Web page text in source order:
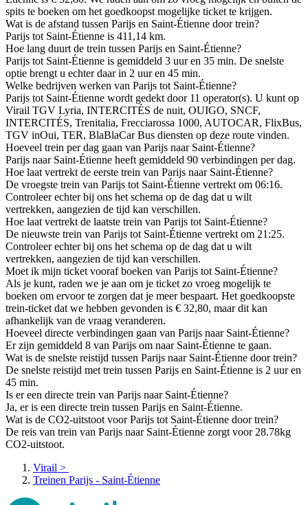
spits te boeken om het goedkoopst mogelijke ticket te krijgen.
Wat is de afstand tussen Parijs en Saint-Étienne door trein?
Parijs tot Saint-Étienne is 411,14 km.
Hoe lang duurt de trein tussen Parijs en Saint-Étienne?
Parijs tot Saint-Étienne is gemiddeld 3 uur en 35 min. De snelste
optie brengt u echter daar in 2 uur en 45 min.
Welke bedrijven werken van Parijs tot Saint-Étienne?
Parijs tot Saint-Étienne wordt gedekt door 11 operator(s). U kunt op
Virail TGV Lyria, INTERCITÉS de nuit, OUIGO, SNCF,
INTERCITÉS, Trenitalia, Frecciarossa 1000, AUTOCAR, FlixBus,
TGV inOui, TER, BlaBlaCar Bus diensten op deze route vinden.
Hoeveel trein per dag gaan van Parijs naar Saint-Étienne?
Parijs naar Saint-Étienne heeft gemiddeld 90 verbindingen per dag.
Hoe laat vertrekt de eerste trein van Parijs naar Saint-Étienne?
De vroegste trein van Parijs tot Saint-Étienne vertrekt om 06:16.
Controleer echter bij ons het schema op de dag dat u wilt
vertrekken, aangezien de tijd kan verschillen.
Hoe laat vertrekt de laatste trein van Parijs tot Saint-Étienne?
De nieuwste trein van Parijs tot Saint-Étienne vertrekt om 21:25.
Controleer echter bij ons het schema op de dag dat u wilt
vertrekken, aangezien de tijd kan verschillen.
Moet ik mijn ticket vooraf boeken van Parijs tot Saint-Étienne?
Als je kunt, raden we je aan om je ticket zo vroeg mogelijk te
boeken om ervoor te zorgen dat je meer bespaart. Het goedkoopste
trein-ticket dat we hebben gevonden is € 32,80, maar dit kan
afhankelijk van de vraag veranderen.
Hoeveel directe verbindingen gaan van Parijs naar Saint-Étienne?
Er zijn gemiddeld 8 van Parijs om naar Saint-Étienne te gaan.
Wat is de snelste reistijd tussen Parijs naar Saint-Étienne door trein?
De snelste reistijd met trein tussen Parijs en Saint-Étienne is 2 uur en
45 min.
Is er een directe trein van Parijs naar Saint-Étienne?
Ja, er is een directe trein tussen Parijs en Saint-Étienne.
Wat is de CO2-uitstoot voor Parijs tot Saint-Étienne door trein?
De reis van trein van Parijs naar Saint-Étienne zorgt voor 28.78kg
CO2-uitstoot.
Virail >
Treinen Parijs - Saint-Étienne